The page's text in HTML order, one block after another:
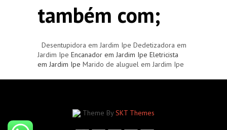
também com;
Desentupidora em Jardim Ipe Dedetizadora em
Jardim Ipe Encanador em Jardim Ipe Eletricista
em Jardim Ipe Marido de aluguel em Jardim Ipe
Theme By SKT Themes